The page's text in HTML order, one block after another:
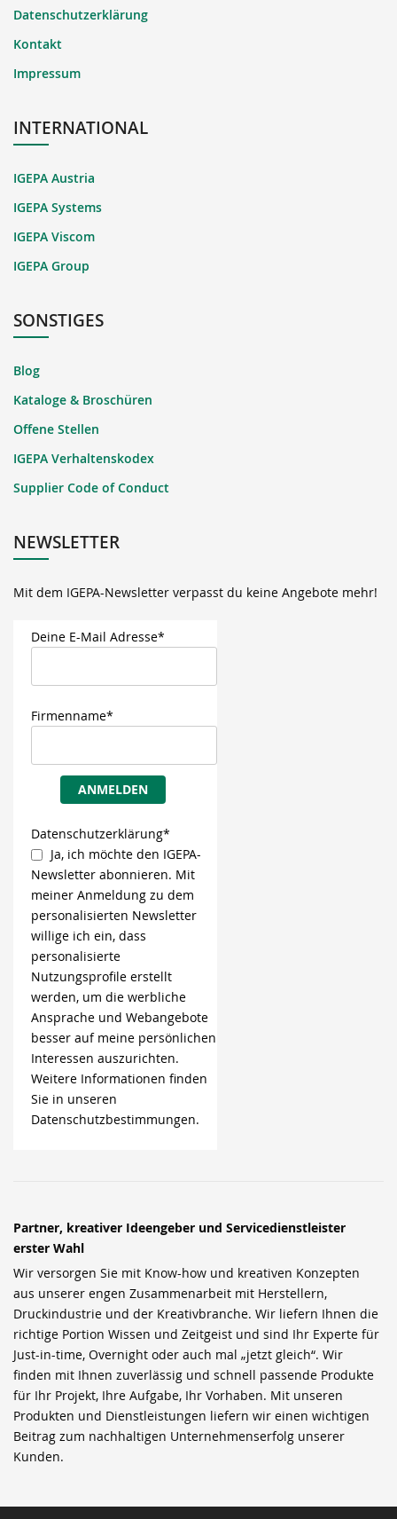
Datenschutzerklärung
Kontakt
Impressum
INTERNATIONAL
IGEPA Austria
IGEPA Systems
IGEPA Viscom
IGEPA Group
SONSTIGES
Blog
Kataloge & Broschüren
Offene Stellen
IGEPA Verhaltenskodex
Supplier Code of Conduct
NEWSLETTER
Mit dem IGEPA-Newsletter verpasst du keine Angebote mehr!
Deine E-Mail Adresse*
Firmenname*
ANMELDEN
Datenschutzerklärung*
Ja, ich möchte den IGEPA-
Newsletter abonnieren. Mit
meiner Anmeldung zu dem
personalisierten Newsletter
willige ich ein, dass
personalisierte
Nutzungsprofile erstellt
werden, um die werbliche
Ansprache und Webangebote
besser auf meine persönlichen
Interessen auszurichten.
Weitere Informationen finden
Sie in unseren
Datenschutzbestimmungen.
Partner, kreativer Ideengeber und Servicedienstleister
erster Wahl
Wir versorgen Sie mit Know-how und kreativen Konzepten
aus unserer engen Zusammenarbeit mit Herstellern,
Druckindustrie und der Kreativbranche. Wir liefern Ihnen die
richtige Portion Wissen und Zeitgeist und sind Ihr Experte für
Just-in-time, Overnight oder auch mal „jetzt gleich“. Wir
finden mit Ihnen zuverlässig und schnell passende Produkte
für Ihr Projekt, Ihre Aufgabe, Ihr Vorhaben. Mit unseren
Produkten und Dienstleistungen liefern wir einen wichtigen
Beitrag zum nachhaltigen Unternehmenserfolg unserer
Kunden.